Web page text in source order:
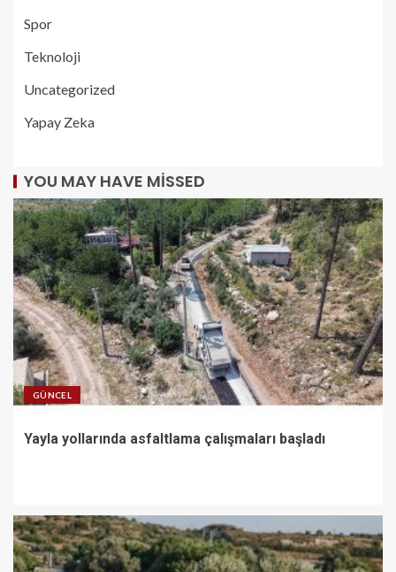
Spor
Teknoloji
Uncategorized
Yapay Zeka
YOU MAY HAVE MISSED
GÜNCEL
Yayla yollarında asfaltlama çalışmaları başladı